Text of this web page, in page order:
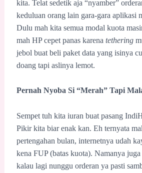
kita. Telat sedetik aja “nyamber”
keduluan orang lain gara-gara aplikasi
Dulu mah kita semua modal kuota
mah HP cepet panas karena tethering
jebol buat beli paket data yang isinya
doang tapi aslinya lemot.
Pernah Nyoba Si “Merah” Tapi
Sempet tuh kita iuran buat pasang
Pikir kita biar enak kan. Eh ternyata
pertengahan bulan, internetnya udah
kena FUP (batas kuota). Namanya
kalau lagi nunggu orderan ya pasti